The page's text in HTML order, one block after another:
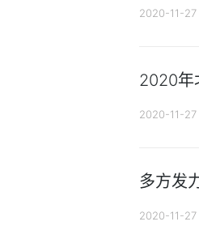
2020-11-27
2020年
2020-11-27
多方发
2020-11-27